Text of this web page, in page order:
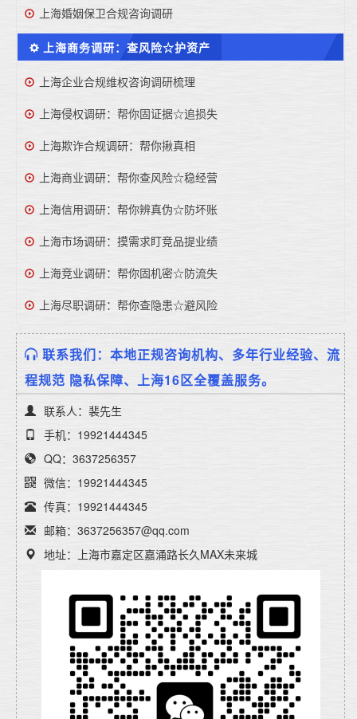
上海婚姻保卫合规咨询调研
上海商务调研：查风险☆护资产
上海企业合规维权咨询调研梳理
上海侵权调研：帮你固证据☆追损失
上海欺诈合规调研：帮你揪真相
上海商业调研：帮你查风险☆稳经营
上海信用调研：帮你辨真伪☆防坏账
上海市场调研：摸需求盯竞品提业绩
上海竞业调研：帮你固机密☆防流失
上海尽职调研：帮你查隐患☆避风险
联系我们：本地正规咨询机构、多年行业经验、流
程规范 隐私保障、上海16区全覆盖服务。
联系人：裴先生
手机：19921444345
QQ：3637256357
微信：19921444345
传真：19921444345
邮箱：3637256357@qq.com
地址：上海市嘉定区嘉涌路长久MAX未来城